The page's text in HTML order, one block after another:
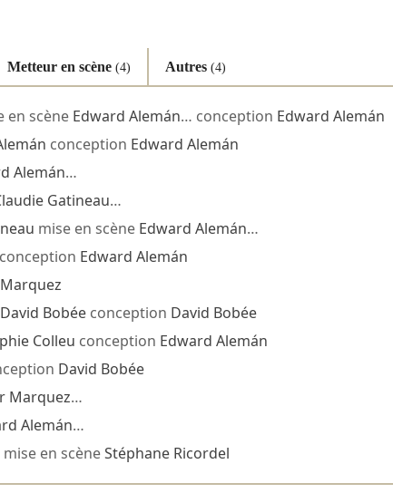
Metteur en scène(4) Autres (4)
en scène Edward Alemán… conception Edward Alemán
conception Edward Alemán
Alemán…
Gatineau…
mise en scène Edward Alemán…
Edward Alemán
David Bobéeconception David Bobée
Colleu conception Edward Alemán
David Bobée
Marquez…
Alemán…
en scèneStéphane Ricordel